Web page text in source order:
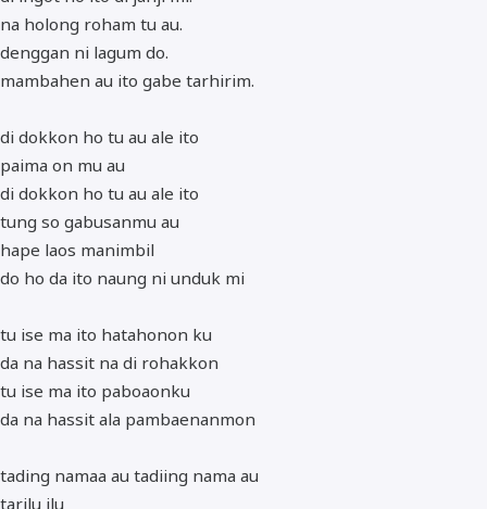
na holong roham tu au.
denggan ni lagum do.
mambahen au ito gabe tarhirim.
di dokkon ho tu au ale ito
paima on mu au
di dokkon ho tu au ale ito
tung so gabusanmu au
hape laos manimbil
do ho da ito naung ni unduk mi
tu ise ma ito hatahonon ku
da na hassit na di rohakkon
tu ise ma ito paboaonku
da na hassit ala pambaenanmon
tading namaa au tadiing nama au
tarilu ilu